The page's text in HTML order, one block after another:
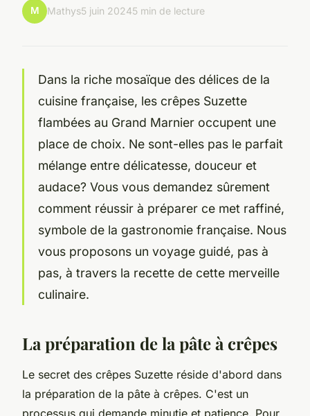
M Mathys5 juin 20245 min de lecture
Dans la riche mosaïque des délices de la
cuisine française, les crêpes Suzette
flambées au Grand Marnier occupent une
place de choix. Ne sont-elles pas le parfait
mélange entre délicatesse, douceur et
audace? Vous vous demandez sûrement
comment réussir à préparer ce met raffiné,
symbole de la gastronomie française. Nous
vous proposons un voyage guidé, pas à
pas, à travers la recette de cette merveille
culinaire.
La préparation de la pâte à crêpes
Le secret des crêpes Suzette réside d'abord dans
la préparation de la pâte à crêpes. C'est un
processus qui demande minutie et patience. Pour